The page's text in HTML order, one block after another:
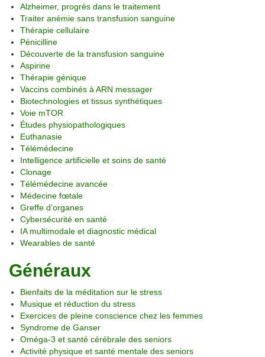
Alzheimer, progrès dans le traitement
Traiter anémie sans transfusion sanguine
Thérapie cellulaire
Pénicilline
Découverte de la transfusion sanguine
Aspirine
Thérapie génique
Vaccins combinés à ARN messager
Biotechnologies et tissus synthétiques
Voie mTOR
Études physiopathologiques
Euthanasie
Télémédecine
Intelligence artificielle et soins de santé
Clonage
Télémédecine avancée
Médecine fœtale
Greffe d’organes
Cybersécurité en santé
IA multimodale et diagnostic médical
Wearables de santé
Généraux
Bienfaits de la méditation sur le stress
Musique et réduction du stress
Exercices de pleine conscience chez les femmes
Syndrome de Ganser
Oméga-3 et santé cérébrale des seniors
Activité physique et santé mentale des seniors